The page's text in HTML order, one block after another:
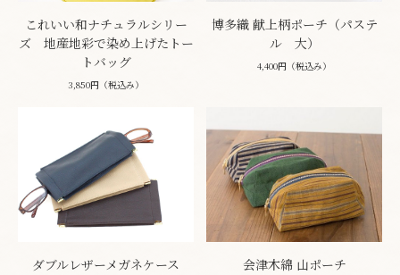
これいい和ナチュラルシリー
ズ 地産地彩で染め上げたトー
トバッグ
3,850円（税込み）
博多織 献上柄ポーチ（パステ
ル 大）
4,400円（税込み）
ダブルレザーメガネケース 会津木綿 山ポーチ